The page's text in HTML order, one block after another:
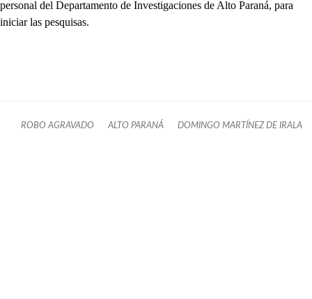
personal del Departamento de Investigaciones de Alto Paraná, para
iniciar las pesquisas.
ROBO AGRAVADO ALTO PARANÁ DOMINGO MARTÍNEZ DE IRALA